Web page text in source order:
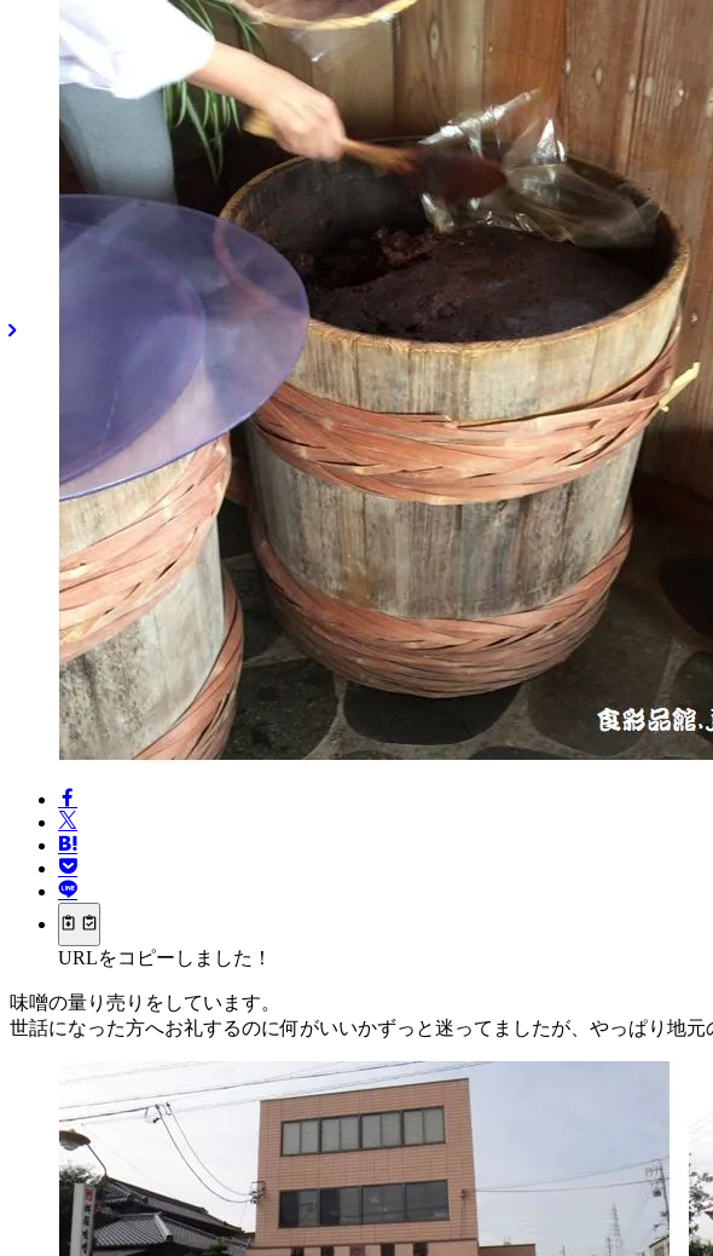
URLをコピーしました！
味噌の量り売りをしています。
世話になった方へお礼するのに何がいいかずっと迷ってましたが、やっぱり地